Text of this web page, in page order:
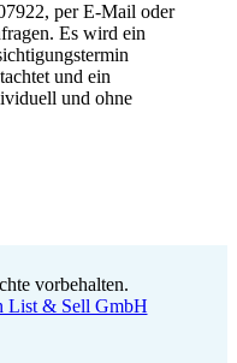
muss. Meist kann
In der Folge kümmern sich
per E-Mail oder
Es wird ein
und ein
und ohne
vorbehalten.
List & Sell GmbH